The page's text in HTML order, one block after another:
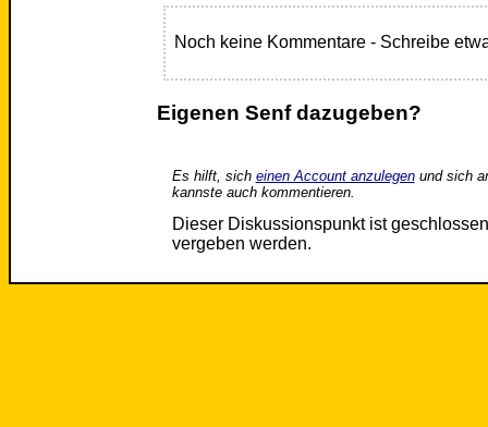
Noch keine Kommentare - Schreibe
Eigenen Senf dazugeben?
Es hilft, sich einen Account anzulegenund sich
kannste auch kommentieren.
Dieser Diskussionspunkt ist
vergeben werden.